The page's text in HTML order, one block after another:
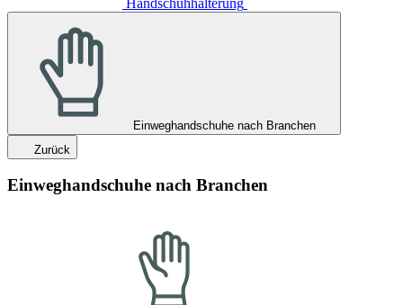
Einweghandschuhe nach Branchen
Zurück
Einweghandschuhe nach Branchen